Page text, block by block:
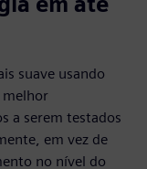
suave usando
melhor
a serem testados
em vez de
no nível do